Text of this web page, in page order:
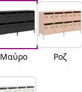
Μαύρο Ροζ